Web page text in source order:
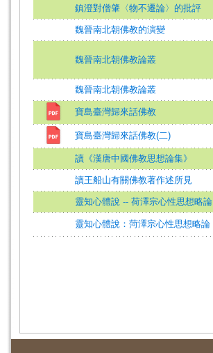
鎮澄對僧肇〈物不遷論〉的批評
魏晉南北朝佛教的演變
魏晉南北朝佛教論叢
魏晉南北朝佛教論叢
寶島臺灣歸來話佛教
寶島臺灣歸來話佛教(二)
讀《漢唐中國佛教思想論集》
讀王船山有關佛教著作述所見
靈知心體說 -- 荷澤宗心性思想略論
靈知心體說：菏澤宗心性思想略論